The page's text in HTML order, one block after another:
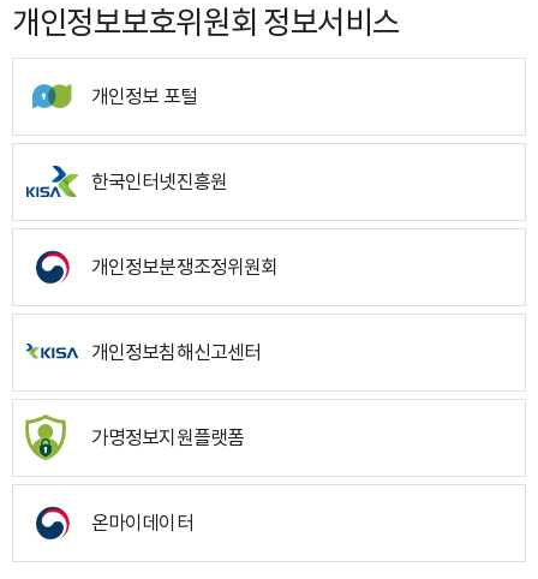
개인정보보호위원회 정보서비스
개인정보 포털
한국인터넷진흥원
개인정보분쟁조정위원회
개인정보침해신고센터
가명정보지원플랫폼
온마이데이터